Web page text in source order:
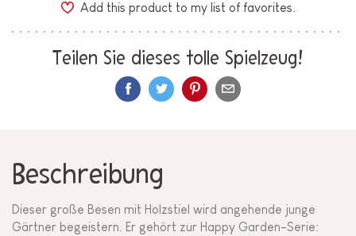
Add this product to my list of favorites.
Teilen Sie dieses tolle Spielzeug!
Beschreibung
Dieser große Besen mit Holzstiel wird angehende junge
Gärtner begeistern. Er gehört zur Happy Garden-Serie: